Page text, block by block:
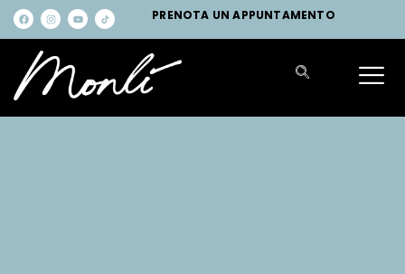
PRENOTA UN APPUNTAMENTO